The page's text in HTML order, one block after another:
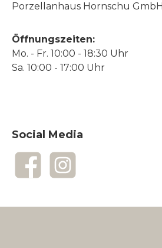
Porzellanhaus Hornschu GmbH
Öffnungszeiten:
Mo. - Fr. 10:00 - 18:30 Uhr
Sa. 10:00 - 17:00 Uhr
Social Media
FacebookInstagram